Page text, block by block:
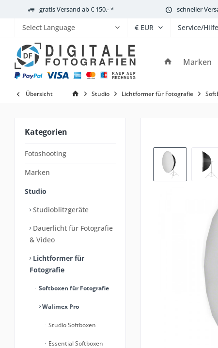
gratis Versand ab € 150,- * schneller
Powered by
Service/Hilfe
Marken
Übersicht Studio Lichtformer für Fotografie
Kategorien
Fotoshooting
Marken
Studio
Studioblitzgeräte
Dauerlicht für Fotografie
& Video
Lichtformer für
Fotografie
Softboxen für Fotografie
Walimex Pro
Studio Softboxen
Essential Softboxen